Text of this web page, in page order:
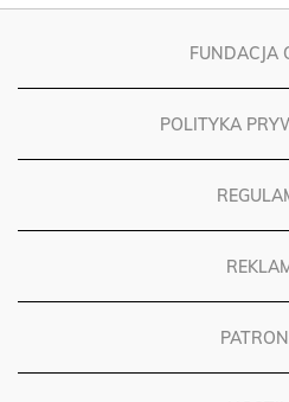
FUNDACJA
POLITYKA